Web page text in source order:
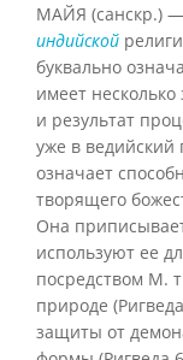
МАЙЯ (санскр.)
индийской
буквально
имеет
и результат
уже в ведийский
означает
творящего
Она
используют ее
посредством М.
природе
защиты от